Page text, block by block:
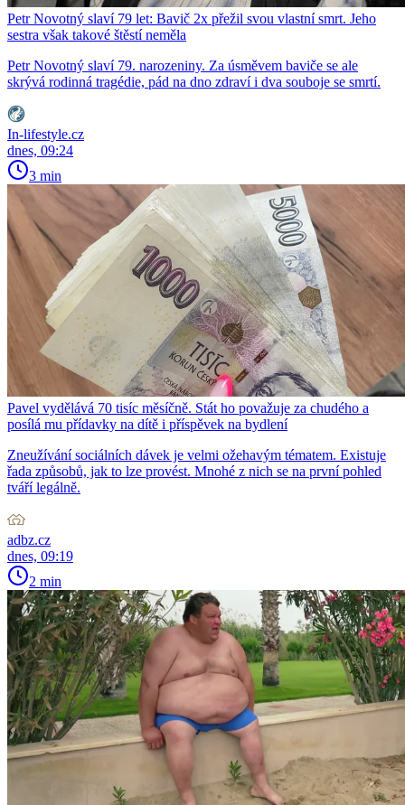
Petr Novotný slaví 79 let: Bavič 2x přežil svou vlastní smrt. Jeho
sestra však takové štěstí neměla
Petr Novotný slaví 79. narozeniny. Za úsměvem baviče se ale
skrývá rodinná tragédie, pád na dno zdraví i dva souboje se smrtí.
In-lifestyle.cz
dnes, 09:24
3 min
Pavel vydělává 70 tisíc měsíčně. Stát ho považuje za chudého a
posílá mu přídavky na dítě i příspěvek na bydlení
Zneužívání sociálních dávek je velmi ožehavým tématem. Existuje
řada způsobů, jak to lze provést. Mnohé z nich se na první pohled
tváří legálně.
adbz.cz
dnes, 09:19
2 min